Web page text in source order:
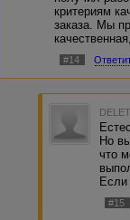
критериям
заказа. Мы
#14
Но
что
Если
#15